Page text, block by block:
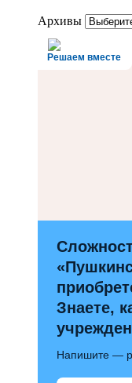
Архивы
Решаем вместе
Знаете,
Напишите —